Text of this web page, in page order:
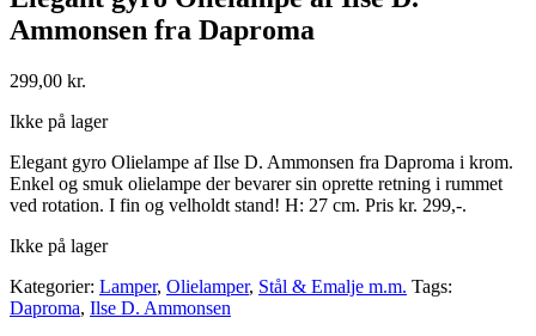
Ammonsen fra Daproma
299,00 kr.
Ikke på lager
Elegant gyro Olielampe af Ilse D. Ammonsen fra Daproma i krom.
Enkel og smuk olielampe der bevarer sin oprette retning i rummet
ved rotation. I fin og velholdt stand! H: 27 cm. Pris kr. 299,-.
Ikke på lager
Kategorier: Lamper, Olielamper, Stål & Emalje m.m. Tags:
Daproma, Ilse D. Ammonsen